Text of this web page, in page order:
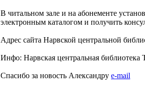
В читальном зале и на абонементе
электронным каталогом и получить
Адрес сайта Нарвской центральной
Инфо: Нарвская центральная библиотека
Спасибо за новость Александру e-mail